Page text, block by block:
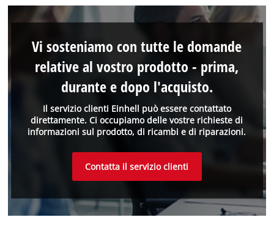
Il servizio clienti Einhell può essere contattato
direttamente. Ci occupiamo delle vostre richieste di
informazioni sul prodotto, di ricambi e di riparazioni.
Vi sosteniamo con tutte le domande
relative al vostro prodotto - prima,
durante e dopo l'acquisto.
Contatta il servizio clienti